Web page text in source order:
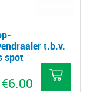
t.b.v.
spot
€6.00